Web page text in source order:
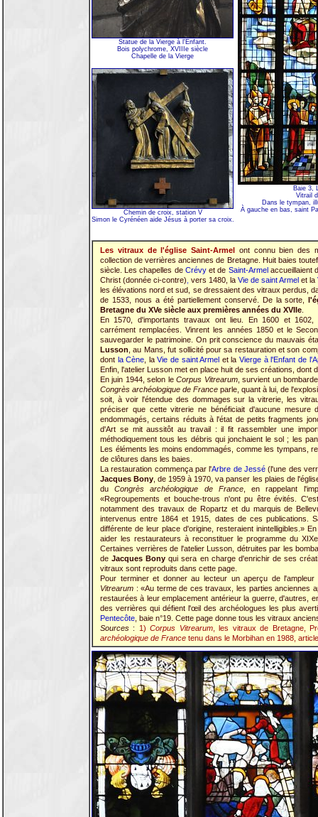
Statue de la Vierge à l'Enfant.
Bois polychrome, XVIIIe siècle
Chapelle de la Vierge
Chemin de croix, station V
Simon le Cyrénéen aide Jésus à porter sa croix.
Baie 3,
Vitrail
Dans le tympan,
À gauche en bas, saint
Les vitraux de l'église Saint-Armel ont connu bien des
collection de verrières anciennes de Bretagne. Huit baies
siècle. Les chapelles de Crévyet de Saint-Armelaccueillaient
Christ (donnée ci-contre) vers 1480, la Vie de saint Armel et la
les élévations nord et sud, se dressaient des vitraux perdus,
de 1533, nous a été partiellement conservé. De la sorte,
Bretagne du XVe siècle aux premières années du XVIIe
En 1570, d'importants travaux ont lieu. En 1600 et
carrément remplacées. Vinrent les années 1850 et le
sauvegarder le patrimoine. On prit conscience du mauvais
Lusson , au Mans, fut sollicité pour sa restauration et son
dont la Cène , laVie de saint Armel et laVierge à l'Enfant de
Enfin, l'atelier Lusson met en place huit de ses créations, dont
En juin 1944, selon leCorpus Vitrearum, survient un
Congrès archéologique de France parle, quant à lui, de
soit, à voir l'étendue des dommages sur la vitrerie, les
préciser que cette vitrerie ne bénéficiait d'aucune
endommagés, certains réduits à l'état de petits fragments
d'Art se mit aussitôt au travail : il fit rassembler une
méthodiquement tous les débris qui jonchaient le sol ; les
Les éléments les moins endommagés, comme les tympans,
de clôtures dans les baies.
La restauration commença par l'Arbre de Jessé (l'une des
Jacques Bony , de 1959 à 1970, va panser les plaies de
duCongrès archéologique de France, en rappelant
«Regroupements et bouche-trous n'ont pu être évités.
notamment des travaux de Ropartz et du marquis de
intervenus entre 1864 et 1915, dates de ces publications.
différente de leur place d'origine, resteraient inintelligibles.»
aider les restaurateurs à reconstituer le programme du
Certaines verrières de l'atelier Lusson, détruites par les
deJacques Bony qui sera en charge d'enrichir de ses
vitraux sont reproduits dans cette page.
Pour terminer et donner au lecteur un aperçu de
Vitrearum : «Au terme de ces travaux, les parties anciennes
restaurées à leur emplacement antérieur la guerre, d'autres,
des verrières qui défient l'œil des archéologues les plus
Pentecôte , baie n°19. Cette page donne tous les vitraux
Sources : 1)Corpus Vitrearum, les vitraux de Bretagne,
archéologique de France tenu dans le Morbihan en 1988,